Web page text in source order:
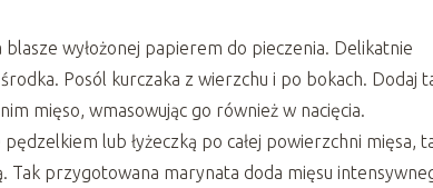
wyłożonej papierem do pieczenia. Delikatnie
Posól kurczaka z wierzchu i po bokach. Dodaj
mięso, wmasowując go również w nacięcia.
lub łyżeczką po całej powierzchni mięsa,
Tak przygotowana marynata doda mięsu